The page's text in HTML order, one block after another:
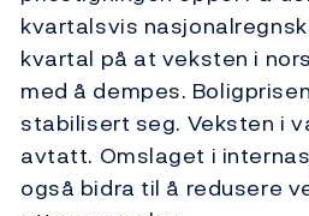
kvartalsvis
kvartal på at veksten i
med å dempes.
stabilisert seg. Veksten i
avtatt. Omslaget i
også bidra til å redusere